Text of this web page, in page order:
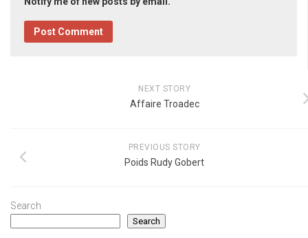
NEXT STORY
Affaire Troadec
PREVIOUS STORY
Poids Rudy Gobert
Search
Search